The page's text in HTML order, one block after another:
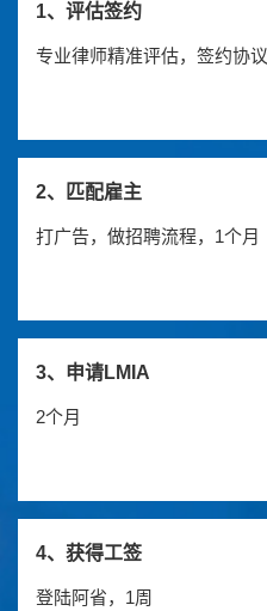
1、评估签约
专业律师精准评估，签约协议
2、匹配雇主
打广告，做招聘流程，1个月
3、申请LMIA
2个月
4、获得工签
登陆阿省，1周